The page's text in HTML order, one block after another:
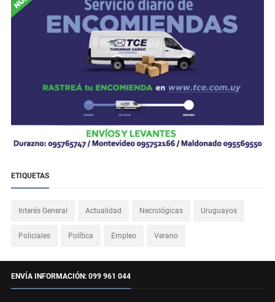
ETIQUETAS
Interés General Actualidad Necrológicas Uruguayos
Policiales Política Empleo Verano
ENVÍA INFORMACIÓN: 099 961 044